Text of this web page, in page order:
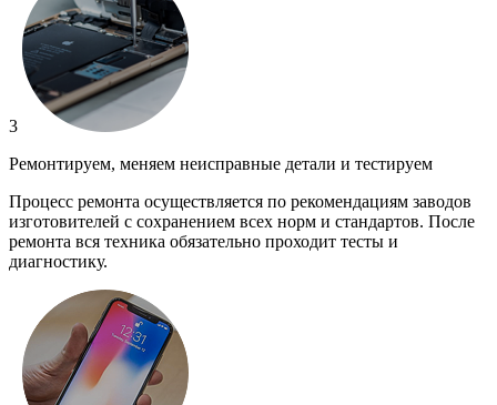
3
Ремонтируем, меняем неисправные детали и тестируем
Процесс ремонта осуществляется по рекомендациям заводов
изготовителей с сохранением всех норм и стандартов. После
ремонта вся техника обязательно проходит тесты и
диагностику.